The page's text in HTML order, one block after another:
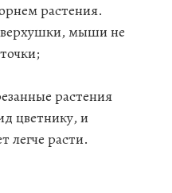
растения.
верхушки, мыши не
растения
цветнику, и
легче расти.